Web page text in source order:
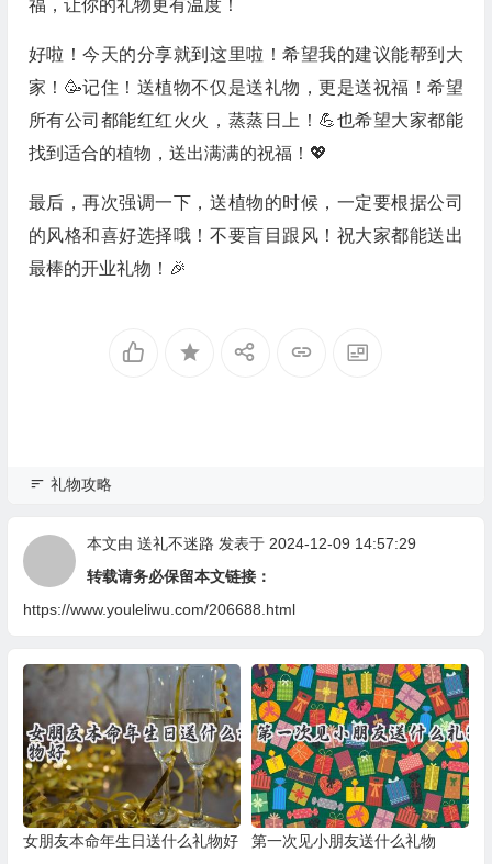
福，让你的礼物更有温度！
好啦！今天的分享就到这里啦！希望我的建议能帮到大
家！🥳记住！送植物不仅是送礼物，更是送祝福！希望
所有公司都能红红火火，蒸蒸日上！💪也希望大家都能
找到适合的植物，送出满满的祝福！💖
最后，再次强调一下，送植物的时候，一定要根据公司
的风格和喜好选择哦！不要盲目跟风！祝大家都能送出
最棒的开业礼物！🎉
礼物攻略
本文由 送礼不迷路 发表于 2024-12-09 14:57:29
转载请务必保留本文链接：
https://www.youleliwu.com/206688.html
女朋友本命年生日送什么礼物好 第一次见小朋友送什么礼物